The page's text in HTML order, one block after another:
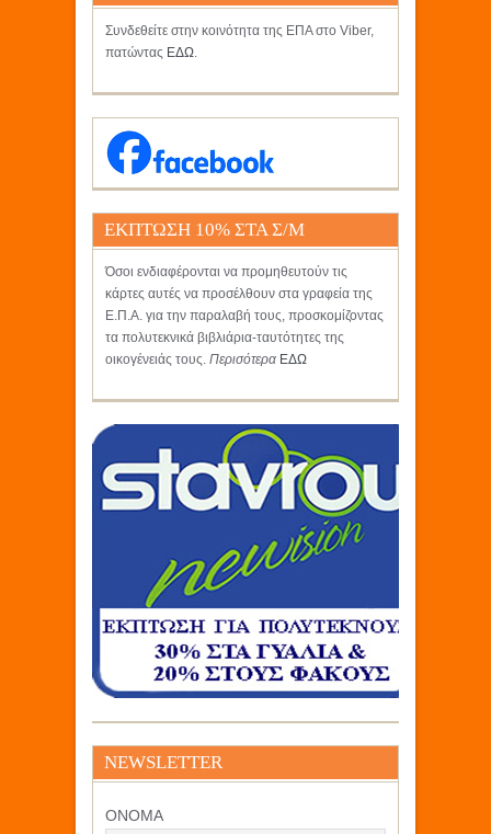
Συνδεθείτε στην κοινότητα της ΕΠΑ στο Viber,
πατώντας ΕΔΩ.
ΕΚΠΤΩΣΗ 10% ΣΤΑ Σ/Μ
ΚΡΗΤΙΚΟΣ
Όσοι ενδιαφέρονται να προμηθευτούν τις
κάρτες αυτές να προσέλθουν στα γραφεία της
Ε.Π.Α. για την παραλαβή τους, προσκομίζοντας
τα πολυτεκνικά βιβλιάρια-ταυτότητες της
οικογένειάς τους. Περισότερα ΕΔΩ
NEWSLETTER
ΟΝΟΜΑ